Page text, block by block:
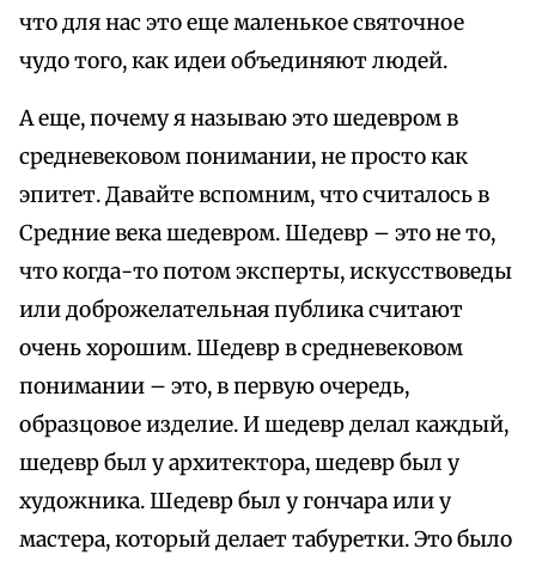
что для нас это еще маленькое святочное
чудо того, как идеи объединяют людей.
А еще, почему я называю это шедевром в
средневековом понимании, не просто как
эпитет. Давайте вспомним, что считалось в
Средние века шедевром. Шедевр – это не то,
что когда-то потом эксперты, искусствоведы
или доброжелательная публика считают
очень хорошим. Шедевр в средневековом
понимании – это, в первую очередь,
образцовое изделие. И шедевр делал каждый,
шедевр был у архитектора, шедевр был у
художника. Шедевр был у гончара или у
мастера, который делает табуретки. Это было